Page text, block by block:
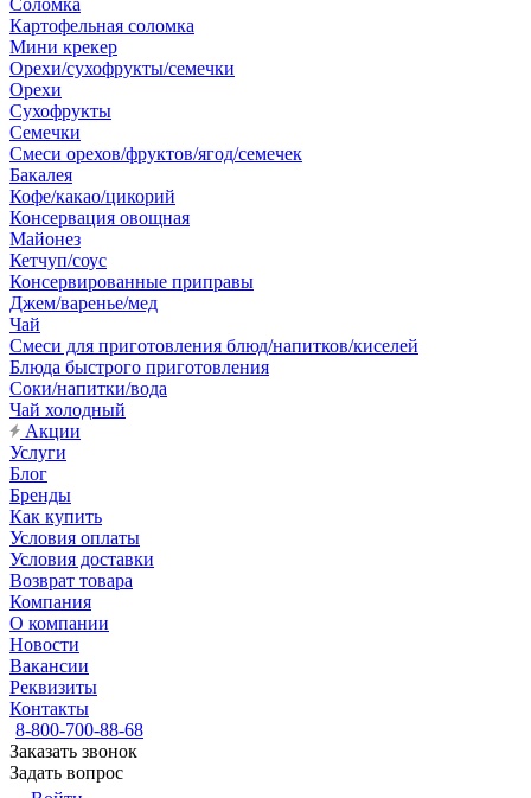
Соломка
Картофельная соломка
Мини крекер
Орехи/сухофрукты/семечки
Орехи
Сухофрукты
Семечки
Смеси орехов/фруктов/ягод/семечек
Бакалея
Кофе/какао/цикорий
Консервация овощная
Майонез
Кетчуп/соус
Консервированные приправы
Джем/варенье/мед
Чай
Смеси для приготовления блюд/напитков/киселей
Блюда быстрого приготовления
Соки/напитки/вода
Чай холодный
Акции
Услуги
Блог
Бренды
Как купить
Условия оплаты
Условия доставки
Возврат товара
Компания
О компании
Новости
Вакансии
Реквизиты
Контакты
8-800-700-88-68
Заказать звонок
Задать вопрос